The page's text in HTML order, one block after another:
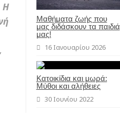
Μαθήματα ζωής που
μας διδάσκουν τα παιδιά
μας!
16 Ιανουαρίου 2026
Κατοικίδια και μωρά:
Μύθοι και αλήθειες
30 Ιουνίου 2022
Η